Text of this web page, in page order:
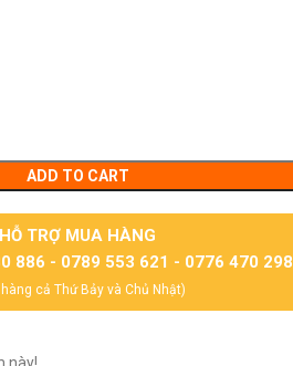
ADD TO CART
HỖ TRỢ MUA HÀNG
886 - 0789 553 621 - 0776 470 298
cả Thứ Bảy và Chủ Nhật)